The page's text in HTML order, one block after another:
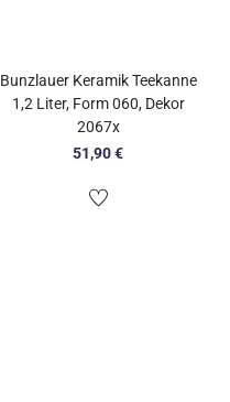
Bunzlauer Keramik Teekanne
1,2 Liter, Form 060, Dekor
2067x
51,90€